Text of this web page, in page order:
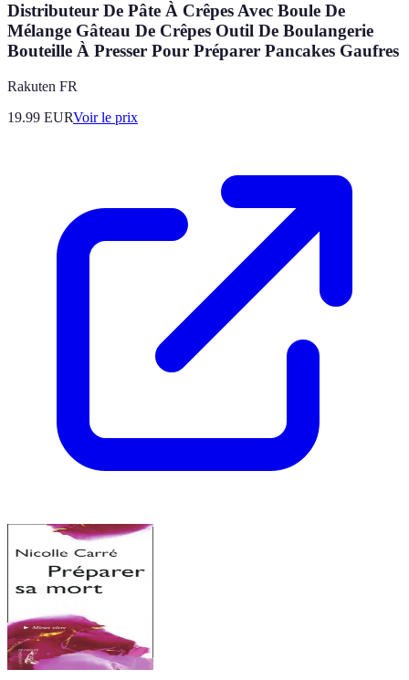
Distributeur De Pâte À Crêpes Avec Boule De
Mélange Gâteau De Crêpes Outil De Boulangerie
Bouteille À Presser Pour Préparer Pancakes Gaufres
Rakuten FR
19.99 EURVoir le prix